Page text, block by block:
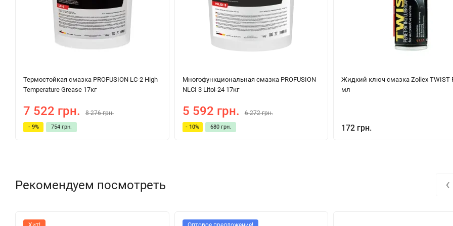
Термостойкая смазка PROFUSION LC-2 High
Temperature Grease 17кг
7 522 грн. 8 276 грн.
- 9% 754 грн.
Многофункциональная смазка PROFUSION
NLCI 3 Litol-24 17кг
5 592 грн. 6 272 грн.
- 10% 680 грн.
Жидкий ключ смазка Zollex TWIST
мл
172 грн.
Рекомендуем посмотреть ‹